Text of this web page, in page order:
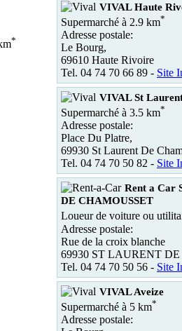
*
VIVAL Haute
Supermarché à 2.9 km*
Adresse postale:
Le Bourg,
69610 Haute Rivoire
Tel. 04 74 70 66 89 - Site
VIVAL St
Supermarché à 3.5 km*
Adresse postale:
Place Du Platre,
69930 St Laurent De
Tel. 04 74 70 50 82 - Site
Rent a Car
DE CHAMOUSSET
Loueur de voiture ou
Adresse postale:
Rue de la croix blanche
69930 ST LAURENT
Tel. 04 74 70 50 56 - Site
VIVAL Aveize
Supermarché à 5 km*
Adresse postale: